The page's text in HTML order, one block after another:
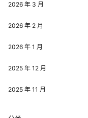
2026 年 3 月
2026 年 2 月
2026 年 1 月
2025 年 12 月
2025 年 11 月